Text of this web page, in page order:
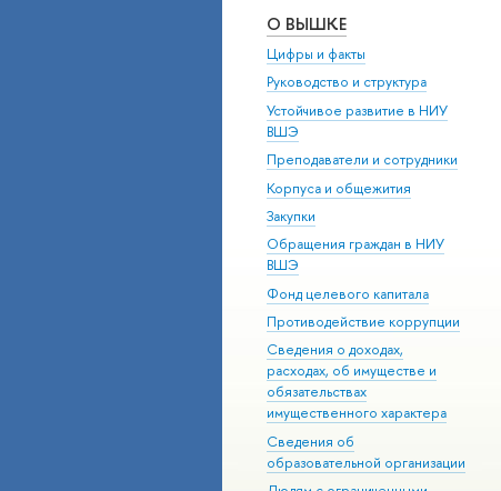
О ВЫШКЕ
Цифры и факты
Руководство и структура
Устойчивое развитие в НИУ
ВШЭ
Преподаватели и сотрудники
Корпуса и общежития
Закупки
Обращения граждан в НИУ
ВШЭ
Фонд целевого капитала
Противодействие коррупции
Сведения о доходах,
расходах, об имуществе и
обязательствах
имущественного характера
Сведения об
образовательной организации